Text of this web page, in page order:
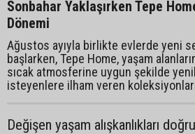
Sonbahar Yaklaşırken Tepe
Dönemi
Ağustos ayıyla birlikte evlerde yeni
başlarken, Tepe Home, yaşam
sıcak atmosferine uygun şekilde
isteyenlere ilham veren
Değişen yaşam alışkanlıkları